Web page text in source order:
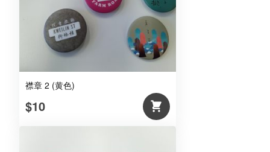
襟章 2 (黄色)
$10